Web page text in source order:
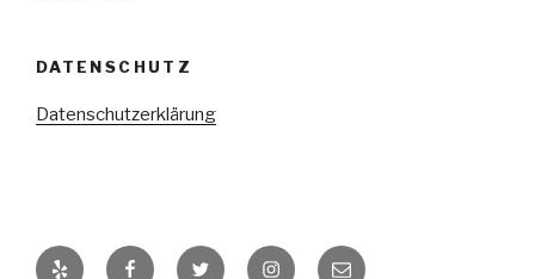
DATENSCHUTZ
Datenschutzerklärung
Yelp FacebookTwitter Instagram
E-